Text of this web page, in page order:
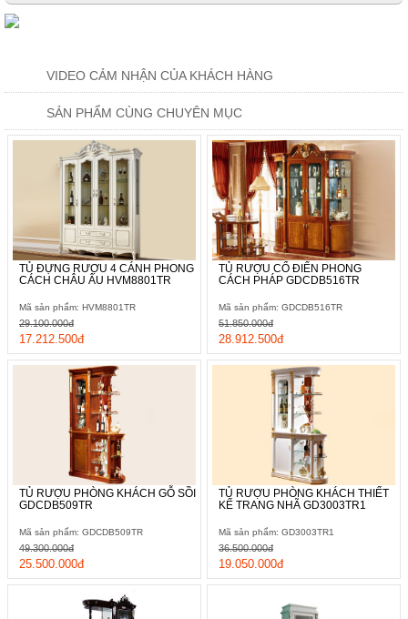
VIDEO CẢM NHẬN CỦA KHÁCH HÀNG
SẢN PHẨM CÙNG CHUYÊN MỤC
TỦ ĐỰNG RƯỢU 4 CÁNH PHONG
CÁCH CHÂU ÂU HVM8801TR
Mã sản phẩm: HVM8801TR
17.212.500đ
29.100.000đ
TỦ RƯỢU CỔ ĐIỂN PHONG
CÁCH PHÁP GDCDB516TR
Mã sản phẩm: GDCDB516TR
28.912.500đ
51.850.000đ
TỦ RƯỢU PHÒNG KHÁCH GỖ SỒI
GDCDB509TR
Mã sản phẩm: GDCDB509TR
25.500.000đ
49.300.000đ
TỦ RƯỢU PHÒNG KHÁCH THIẾT
KẾ TRANG NHÃ GD3003TR1
Mã sản phẩm: GD3003TR1
19.050.000đ
36.500.000đ